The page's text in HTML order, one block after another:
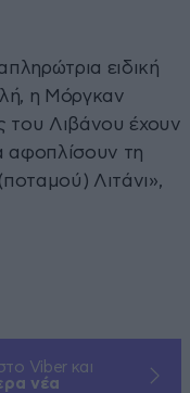
ειδική
η Μόργκαν
του Λιβάνου έχουν
αφοπλίσουν τη
Λιτάνι»,
Viber και
νέα